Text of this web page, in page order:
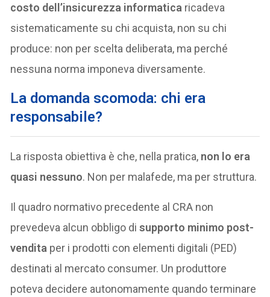
costo dell’insicurezza informatica ricadeva
sistematicamente su chi acquista, non su chi
produce: non per scelta deliberata, ma perché
nessuna norma imponeva diversamente.
La domanda scomoda: chi era
responsabile?
La risposta obiettiva è che, nella pratica, non lo era
quasi nessuno. Non per malafede, ma per struttura.
Il quadro normativo precedente al CRA non
prevedeva alcun obbligo disupporto minimo post-
vendita per i prodotti con elementi digitali (PED)
destinati al mercato consumer. Un produttore
poteva decidere autonomamente quando terminare